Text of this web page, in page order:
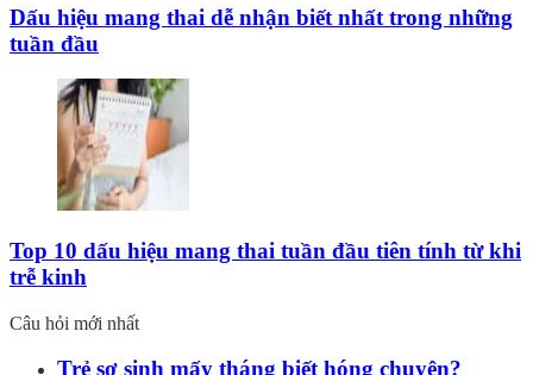
Dấu hiệu mang thai dễ nhận biết nhất trong những
tuần đầu
Top 10 dấu hiệu mang thai tuần đầu tiên tính từ khi
trễ kinh
Câu hỏi mới nhất
Trẻ sơ sinh mấy tháng biết hóng chuyện?